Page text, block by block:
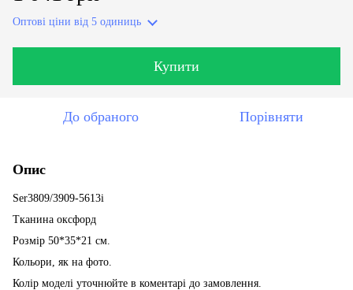
Оптові ціни від 5 одиниць
Купити
До обраного Порівняти
Опис
Ser3809/3909-5613i
Тканина оксфорд
Розмір 50*35*21 см.
Кольори, як на фото.
Колір моделі уточнюйте в коментарі до замовлення.